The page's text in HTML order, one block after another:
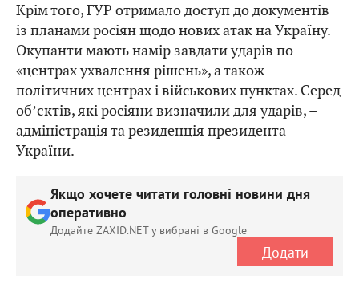
Крім того, ГУР отримало доступ до документів
із планами росіян щодо нових атак на Україну.
Окупанти мають намір завдати ударів по
«центрах ухвалення рішень», а також
політичних центрах і військових пунктах. Серед
обʼєктів, які росіяни визначили для ударів, –
адміністрація та резиденція президента
України.
Якщо хочете читати головні новини дня
оперативно
Додайте ZAXID.NET у вибрані в Google
Додати